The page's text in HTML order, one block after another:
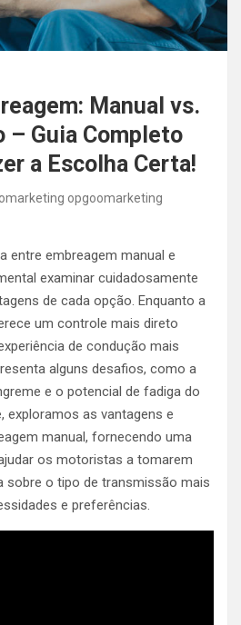
Manual vs.
– Guia Completo
a Escolha Certa!
opgoomarketing
entre embreagem manual e
examinar cuidadosamente
de cada opção. Enquanto a
um controle mais direto
de condução mais
alguns desafios, como a
e o potencial de fadiga do
exploramos as vantagens e
manual, fornecendo uma
os motoristas a tomarem
sobre o tipo de transmissão mais
e preferências.